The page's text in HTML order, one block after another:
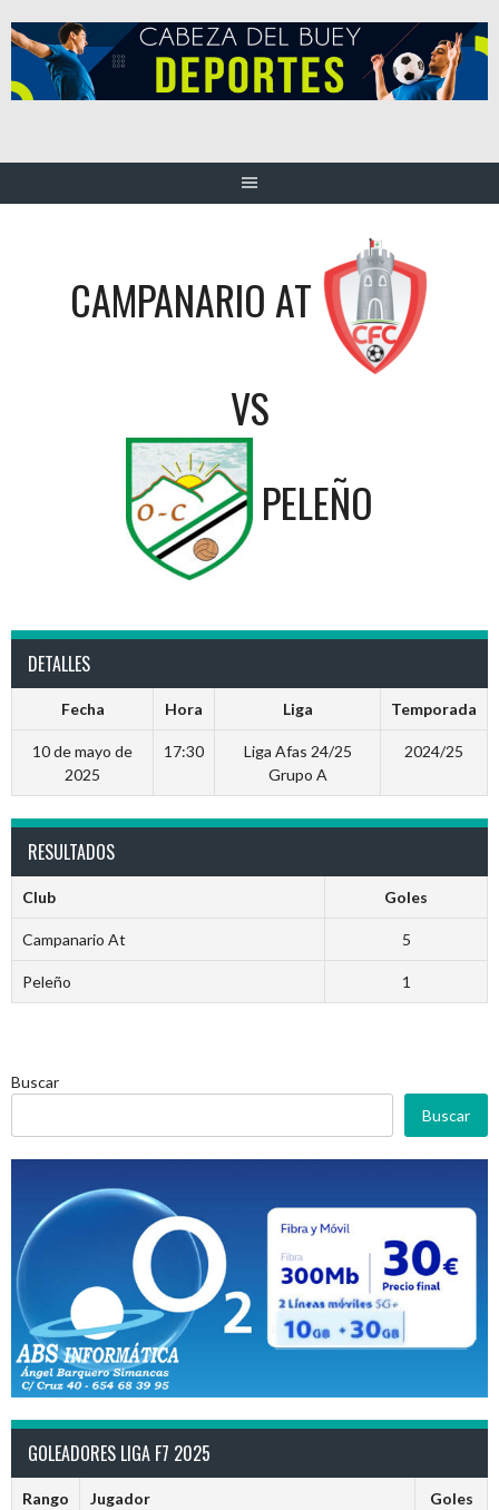
al
contenido
CAMPANARIO AT
VS
PELEÑO
DETALLES
Fecha Hora Liga Temporada
10 de mayo de
2025
17:30
Liga Afas 24/25
Grupo A
2024/25
RESULTADOS
Club Goles
Campanario At 5
Peleño 1
Buscar
Buscar
GOLEADORES LIGA F7 2025
Rango Jugador Goles